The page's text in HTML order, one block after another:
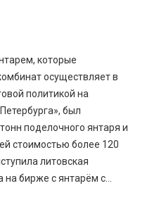
которые
осуществляет в
политикой на
был
поделочного янтаря и
стоимостью более 120
литовская
бирже с янтарём с...